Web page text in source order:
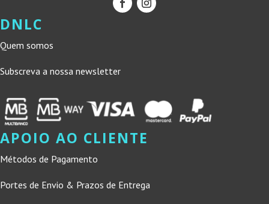
DNLC
Quem somos
Subscreva a nossa newsletter
APOIO AO CLIENTE
Métodos de Pagamento
Portes de Envio & Prazos de Entrega